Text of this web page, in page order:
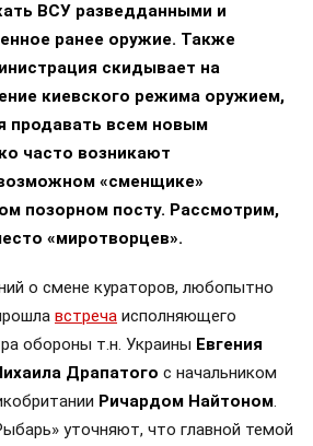
ВСУ разведданными и
ранее оружие. Также
скидывает на
киевского режима оружием,
продавать всем новым
часто возникают
«сменщике»
позорном посту. Рассмотрим,
«миротворцев».
о смене кураторов, любопытно
встреча исполняющего
обороны т.н. Украины Евгения
Драпатого с начальником
Ричардом Найтоном.
уточняют, что главной темой